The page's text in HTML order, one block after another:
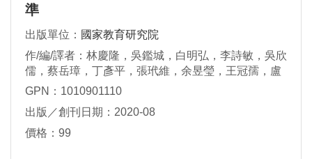
準
出版單位： 國家教育研究院
作/編/譯者：林慶隆，吳鑑城，白明弘，李詩敏，吳欣
儒，蔡岳璋，丁彥平，張玳維，余昱瑩，王冠孺，盧
昱勳，陳沛璇
GPN：1010901110
出版／創刊日期：2020-08
價格：99